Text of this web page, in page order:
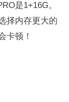
是1+16G。
择内存更大的
卡顿！